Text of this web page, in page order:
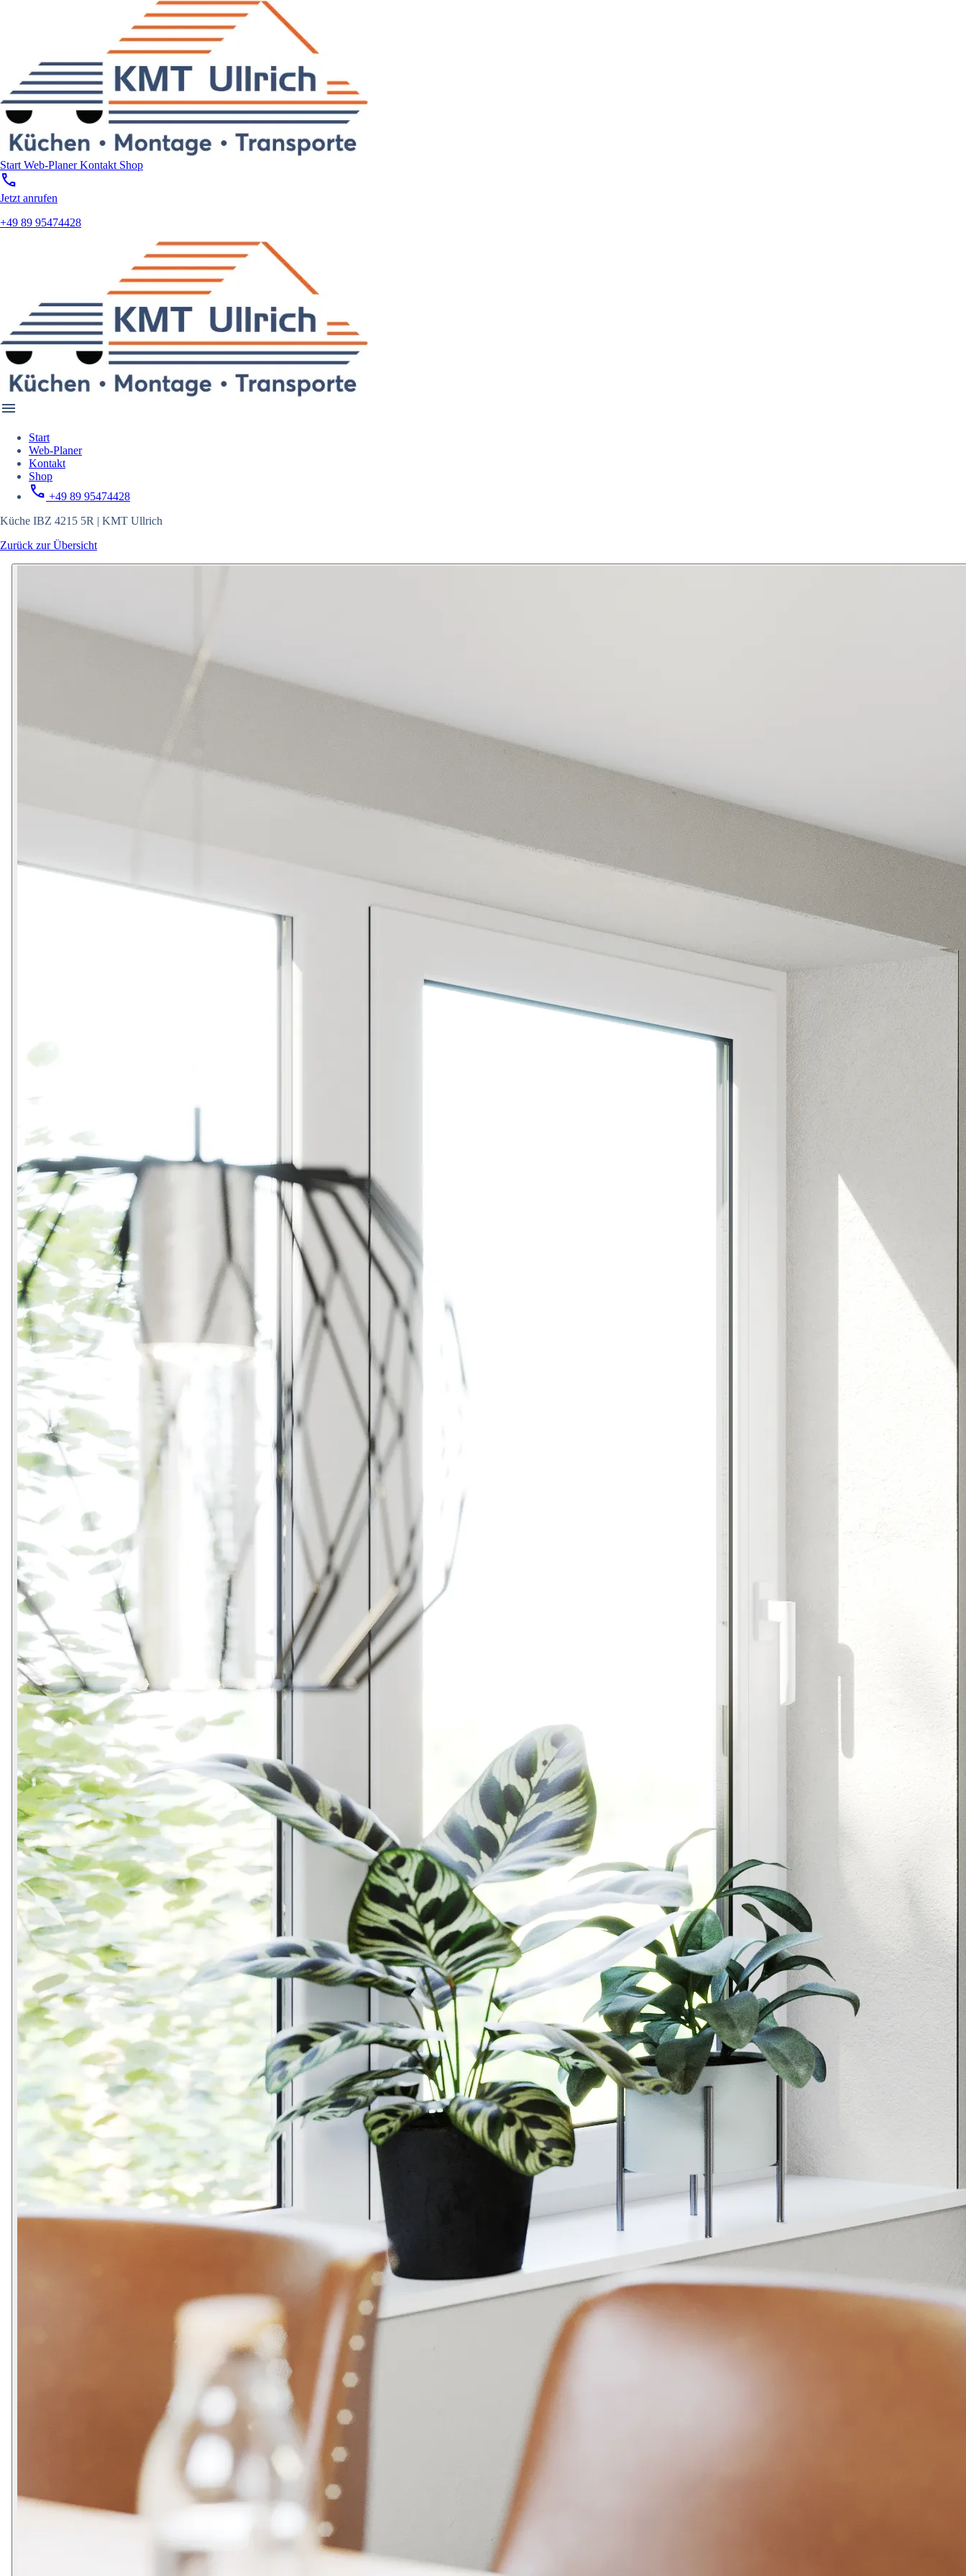
Start Web-PlanerKontakt Shop
call
Jetzt anrufen
+49 89 95474428
menu
Start
Web-Planer
Kontakt
Shop
call +49 89 95474428
Küche IBZ 4215 5R | KMT Ullrich
Zurück zur Übersicht